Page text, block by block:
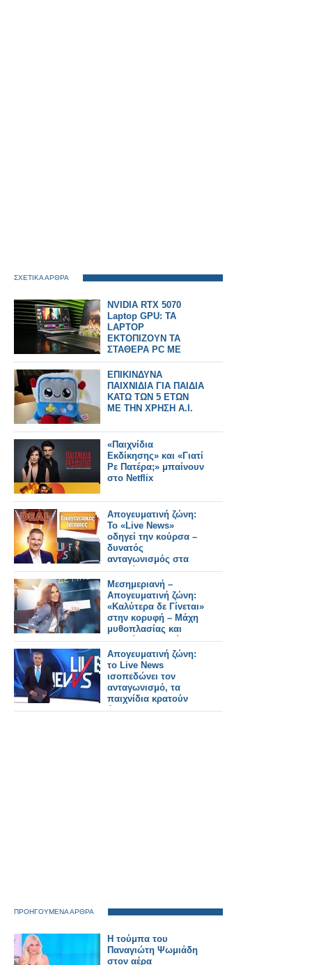
ΣΧΕΤΙΚΑ ΑΡΘΡΑ
NVIDIA RTX 5070
Laptop GPU: TA
LAPTOP
ΕΚΤΟΠΙΖΟΥΝ ΤΑ
ΣΤΑΘΕΡΑ PC ME
12GB VRAM
ΕΠΙΚΙΝΔΥΝΑ
ΠΑΙΧΝΙΔΙΑ ΓΙΑ ΠΑΙΔΙΑ
ΚΑΤΩ ΤΩΝ 5 ΕΤΩΝ
ΜΕ ΤΗΝ ΧΡΗΣΗ Α.Ι.
«Παιχνίδια
Εκδίκησης» και «Γιατί
Ρε Πατέρα;» μπαίνουν
στο Netflix
Απογευματινή ζώνη:
Το «Live News»
οδηγεί την κούρσα –
δυνατός
ανταγωνισμός στα
παιχνίδια
Μεσημεριανή –
Απογευματινή ζώνη:
«Καλύτερα δε Γίνεται»
στην κορυφή – Μάχη
μυθοπλασίας και
παιχνίδια σε δεύτερο
πλάνο
Απογευματινή ζώνη:
το Live News
ισοπεδώνει τον
ανταγωνισμό, τα
παιχνίδια κρατούν
άμυνες
ΠΡΟΗΓΟΥΜΕΝΑ ΑΡΘΡΑ
Η τούμπα του
Παναγιώτη Ψωμιάδη
στον αέρα